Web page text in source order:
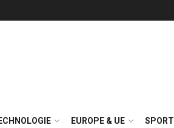
EUROPE & UE SPORT